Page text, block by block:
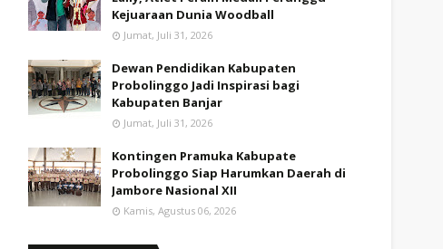
Kejuaraan Dunia Woodball
Jumat, Juli 31, 2026
Dewan Pendidikan Kabupaten
Probolinggo Jadi Inspirasi bagi
Kabupaten Banjar
Jumat, Juli 31, 2026
Kontingen Pramuka Kabupate
Probolinggo Siap Harumkan Daerah di
Jambore Nasional XII
Kamis, Agustus 06, 2026